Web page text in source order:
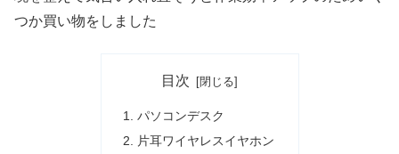
つか買い物をしました
目次
パソコンデスク
片耳ワイヤレスイヤホン